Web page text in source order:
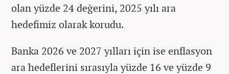
olan yüzde 24 değerini, 2025 yılı ara
hedefimiz olarak korudu.
Banka 2026 ve 2027 yılları için ise enflasyon
ara hedeflerini sırasıyla yüzde 16 ve yüzde 9